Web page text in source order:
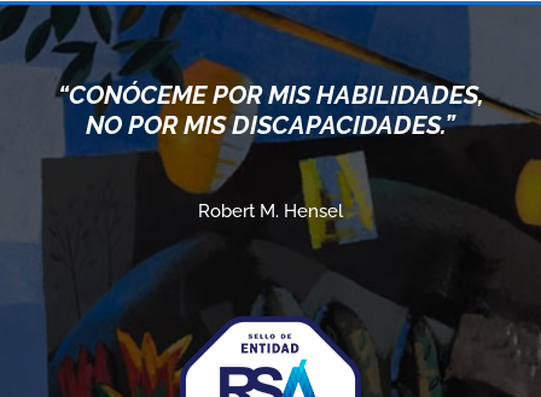
“CONÓCEME POR MIS HABILIDADES,
NO POR MIS DISCAPACIDADES.”
Robert M. Hensel